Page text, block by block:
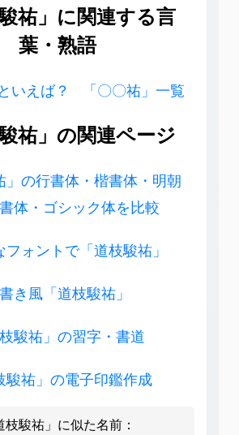
駿祐」に関連する言
葉・熟語
いえば？ 「〇〇祐」一覧
駿祐」の関連ページ
」の行書体・楷書体・明朝
体・ゴシック体を比較
フォントで「道枝駿祐」
き風「道枝駿祐」
枝駿祐」の習字・書道
駿祐」の電子印鑑作成
枝駿祐」に似た名前：